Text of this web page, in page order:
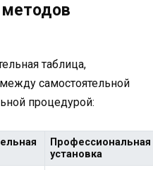
методов
таблица,
самостоятельной
процедурой:
Профессиональная
установка